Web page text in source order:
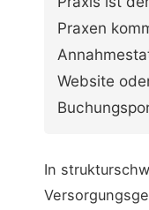
Praxen
Website
In